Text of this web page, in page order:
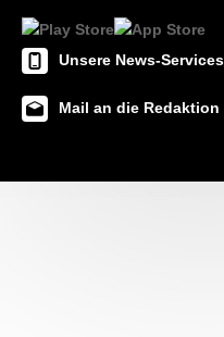
Unsere News-
Mail an die Redaktion